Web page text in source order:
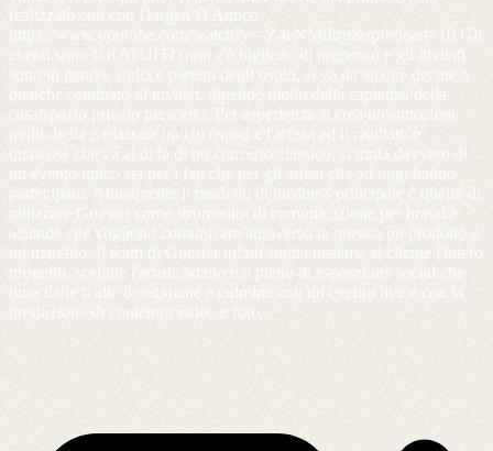
realizzato con con Dargen D'Amico
https://www.youtube.com/watch?v=-Z4eNMtItro&spfreload=10 Gli
eventi sono GRATUITI (non c'è biglietto di ingresso) e gli invitati
sono in genere amici e parenti degli ospiti, si và da alcune decine a
qualche centinaio di invitati, dipende molto dalla capienza della
casa/spazio privato prescelto. Per esperienza si crea un'atmosfera
molto bella e rilassata tra chi ospita e l'artista ed il risultato è
qualcosa che và al di là di un concerto classico, si tratta davvero di
un evento unico sia per i fan che per gli artisti che ad oggi hanno
partecipato. Attualmente il modello di business principale è quello di
utilizzare Guestar come strumentoi di comunicazione per brand e
aziende che vogliono comunicare attraverso la musica un prodotto e
un marchio. Il team di Guestar infatti studia insieme al cliente l'intero
progetto, scelglie l'artista adatto e il piano di esposzione social che
dura dalle 6 alle 8 settimane e culmina con un evento live e con la
produzione di contenuti video e foto.